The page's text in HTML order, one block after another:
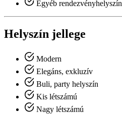
Egyéb rendezvényhelyszín
Helyszín jellege
Modern
Elegáns, exkluzív
Buli, party helyszín
Kis létszámú
Nagy létszámú